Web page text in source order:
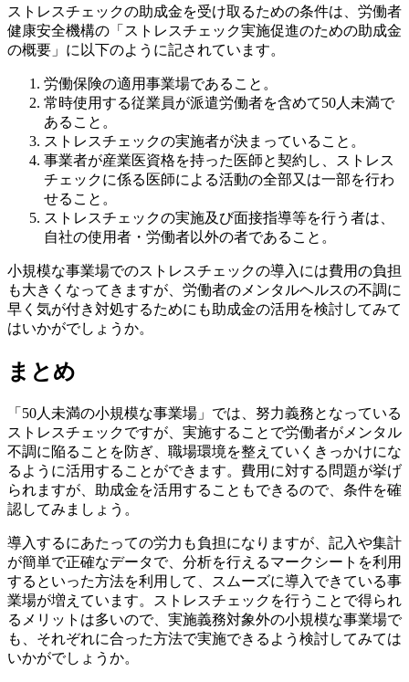
ストレスチェックの助成金を受け取るための条件は、労働者
健康安全機構の「ストレスチェック実施促進のための助成金
の概要」に以下のように記されています。
労働保険の適用事業場であること。
常時使用する従業員が派遣労働者を含めて50人未満で
あること。
ストレスチェックの実施者が決まっていること。
事業者が産業医資格を持った医師と契約し、ストレス
チェックに係る医師による活動の全部又は一部を行わ
せること。
ストレスチェックの実施及び面接指導等を行う者は、
自社の使用者・労働者以外の者であること。
小規模な事業場でのストレスチェックの導入には費用の負担
も大きくなってきますが、労働者のメンタルヘルスの不調に
早く気が付き対処するためにも助成金の活用を検討してみて
はいかがでしょうか。
まとめ
「50人未満の小規模な事業場」では、努力義務となっている
ストレスチェックですが、実施することで労働者がメンタル
不調に陥ることを防ぎ、職場環境を整えていくきっかけにな
るように活用することができます。費用に対する問題が挙げ
られますが、助成金を活用することもできるので、条件を確
認してみましょう。
導入するにあたっての労力も負担になりますが、記入や集計
が簡単で正確なデータで、分析を行えるマークシートを利用
するといった方法を利用して、スムーズに導入できている事
業場が増えています。ストレスチェックを行うことで得られ
るメリットは多いので、実施義務対象外の小規模な事業場で
も、それぞれに合った方法で実施できるよう検討してみては
いかがでしょうか。